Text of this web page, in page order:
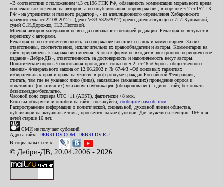
«В соответствии с положением ч.3 ст.196 ГПК РФ, обязанность компенсации морального вреда
подлежит возложению на авторов, а по опубликованию опровержения, в порядке ч.2 ст.152 ГК
РФ - на учредителя и главного редактор», - из апелляционного определения Хабаровского
краевого суда от 22.08.2012 г. (дело №33-5325/2012) председательствующего И.И.Куликовой,
судей С.И.Дорожко, Н.В.Пестовой.
Мнения авторов материалов не всегда совпадают с позицией редакции. Редакция не вступает в
переписку с авторами.
Редакция не несет ответственность за содержание внешних ссылок и комментариев. За них
ответственны, соответственно, исключительно их правообладатели и авторы. Комментарии на
сайте приравнены к выражению мнения. Блоги и форум не входят в электронное периодическое
издание «Дебри-ДВ», ответственность за достоверность и наполняемость несут авторы.
Политические опросы/голосования проводятся согласно ч.2. ст.46 «Опросы общественного
мнения» Федерального закона от 12.06.2002 г. № 67-ФЗ «Об основных гарантиях
избирательных прав и права на участие в референдуме граждан Российской Федерации»;
считать, там где не указано: лицо (лица), заказавшее (заказавших) проведение опроса и
оплатившее (оплативших) указанную публикацию (обнародование) - едино - сайт, без оплаты -
безвозмездно/бесплатно.
Часовой пояс сервера UTC+11 (AEST), фактически +8 мск.
Если вы обнаружили ошибки на сайте, пожалуйста, сообщите нам об этом
Распространение информации о политической, социальной, духовной жизни общества,
публикации на актуальные темы, просветительские функции. Для мужчин и женщин. 16+ для
детей старше 16 лет.
СМИ не получает субсидий.
Адреса сайта: DEBRI-DV.COM DEBRI-DV.RU
В социальных сетях:
© Дебри-ДВ, 20.04.2006 - 2026